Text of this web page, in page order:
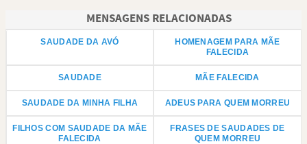
MENSAGENS RELACIONADAS
SAUDADE DA AVÓ
HOMENAGEM PARA MÃE
FALECIDA
SAUDADE MÃE FALECIDA
SAUDADE DA MINHA FILHA ADEUS PARA QUEM MORREU
FILHOS COM SAUDADE DA MÃE
FALECIDA
FRASES DE SAUDADES DE
QUEM MORREU